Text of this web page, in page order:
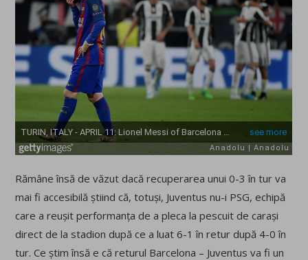
Rămâne însă de văzut dacă recuperarea unui 0-3 în tur va
mai fi accesibilă știind că, totuși, Juventus nu-i PSG, echipă
care a reușit performanța de a pleca la pescuit de carași
direct de la stadion după ce a luat 6-1 în retur după 4-0 în
tur. Ce știm însă e că returul Barcelona – Juventus va fi un